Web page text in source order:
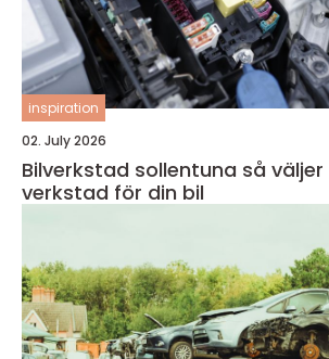
inspiration
02. July 2026
Bilverkstad sollentuna så väljer du rätt
verkstad för din bil